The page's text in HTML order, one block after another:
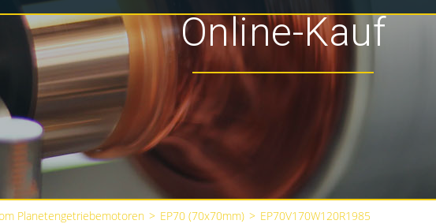
Online-Kauf
Planetengetriebemotoren > EP70 (70x70mm) > EP70V170W120R1985